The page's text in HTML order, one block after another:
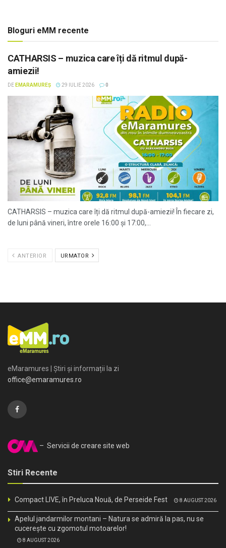
Bloguri eMM recente
CATHARSIS – muzica care îți dă ritmul după-
amiezii!
DE EMARAMUREȘ 29 IULIE 2026 0
CATHARSIS – muzica care îți dă ritmul după-amiezii! În fiecare zi,
de luni până vineri, între orele 16:00 și 17:00,...
ANTERIOR URMATOR
eMaramures | Știri și informații la zi
office@emaramures.ro
– Servicii de creare site web
Stiri Recente
Compact LIVE, în Preluca Nouă, de Perseide Fest 8 AUGUST 2026
Apelul jandarmilor montani – Natura se admiră la pas, nu se
cucerește cu zgomotul motoarelor!
8 AUGUST 2026